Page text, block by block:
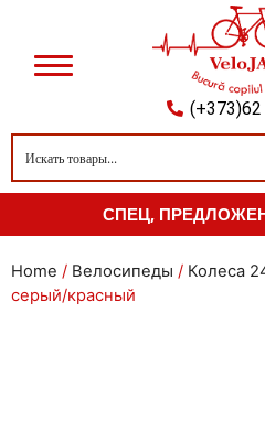
СПЕЦ,
Home / Велосипеды / Колеса
серый/красный